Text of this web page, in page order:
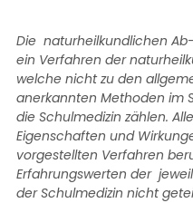
Die naturheilkundlichen
ein Verfahren der
welche nicht zu den
anerkannten Methoden im
die Schulmedizin zählen.
Eigenschaften und
vorgestellten Verfahren
Erfahrungswerten der
der Schulmedizin nicht